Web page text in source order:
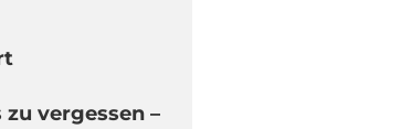
vergessen –